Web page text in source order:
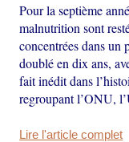
Pour la septième
malnutrition sont
concentrées dans un
doublé en dix ans,
fait inédit dans
regroupant l’ONU,
Lire l'article complet